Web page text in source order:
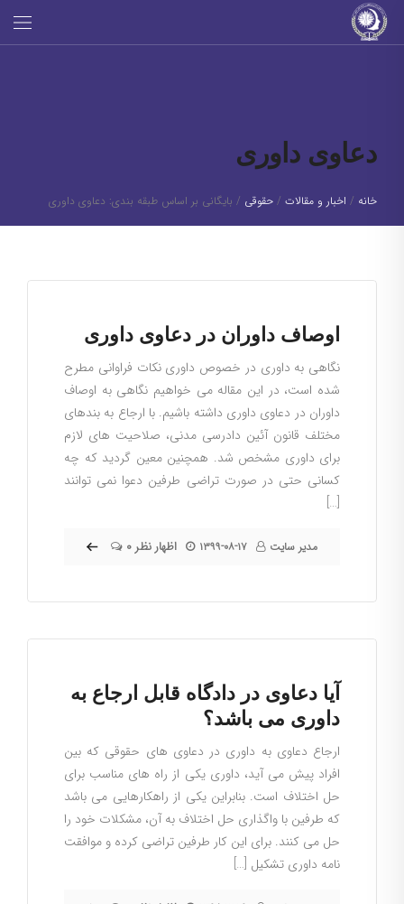
دعاوی داوری
خانه / اخبار و مقالات / حقوقی / بایگانی بر اساس طبقه بندی: دعاوی داوری
اوصاف داوران در دعاوی داوری
نگاهی به داوری در خصوص داوری نکات فراوانی مطرح
شده است، در این مقاله می خواهیم نگاهی به اوصاف
داوران در دعاوی داوری داشته باشیم. با ارجاع به بندهای
مختلف قانون آئین دادرسی مدنی، صلاحیت های لازم
برای داوری مشخص شد. همچنین معین گردید که چه
کسانی حتی در صورت تراضی طرفین دعوا نمی توانند
[…]
مدیر سایت ۱۳۹۹-۰۸-۱۷ ۰ اظهار نظر
آیا دعاوی در دادگاه قابل ارجاع به
داوری می باشد؟
ارجاع دعاوی به داوری در دعاوی های حقوقی که بین
افراد پیش می آید، داوری یکی از راه های مناسب برای
حل اختلاف است. بنابراین یکی از راهکارهایی می باشد
که طرفین با واگذاری حل اختلاف به آن، مشکلات خود را
حل می کنند. برای این کار طرفین تراضی کرده و موافقت
نامه داوری تشکیل […]